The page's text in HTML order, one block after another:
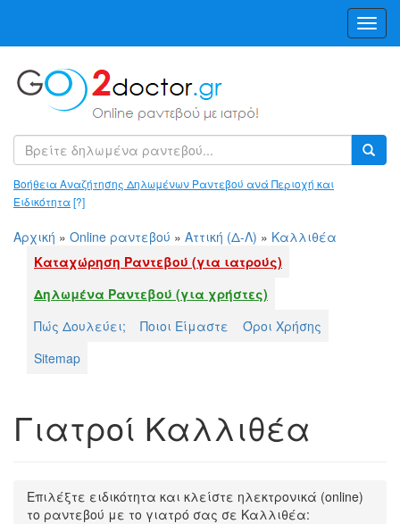
Βοήθεια Αναζήτησης Δηλωμένων Ραντεβού ανά Περιοχή και
Ειδικότητα[?]
Αρχική » Online ραντεβού » Αττική (Δ-Λ) » Καλλιθέα
Καταχώρηση Ραντεβού (για ιατρούς)
Δηλωμένα Ραντεβού (για χρήστες)
Πώς Δουλεύει;
Ποιοι Είμαστε
Όροι Χρήσης
Sitemap
Γιατροί Καλλιθέα
Επιλέξτε ειδικότητα και κλείστε ηλεκτρονικά (online)
το ραντεβού με το γιατρό σας σε Καλλιθέα: